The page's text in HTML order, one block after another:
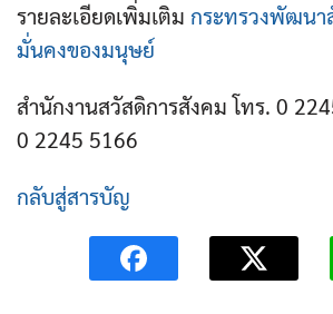
รายละเอียดเพิ่มเติม กระทรวงพัฒนา
มั่นคงของมนุษย์
สำนักงานสวัสดิการสังคม โทร. 0
0 2245 5166
กลับสู่สารบัญ